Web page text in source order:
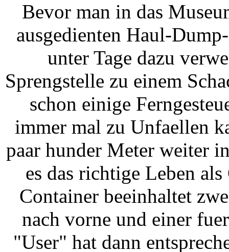
Bevor man in das
ausgedienten Haul-
unter Tage dazu
Sprengstelle zu einem
schon einige
immer mal zu Unfaellen
paar hunder Meter weiter
es das richtige Leben
Container beeinhaltet
nach vorne und einer
"User" hat dann